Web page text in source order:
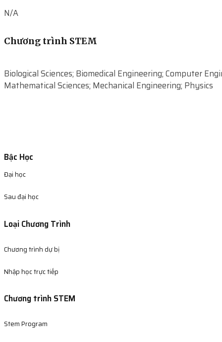
Bậc Học
Đại học
Sau đại học
Loại Chương Trình
Chương trình dự bị
Nhập học trực tiếp
Chương trình STEM
Stem Program
N/A
Chương trình STEM
Biological Sciences; Biomedical Engineering; Computer
Mathematical Sciences; Mechanical Engineering; Physics